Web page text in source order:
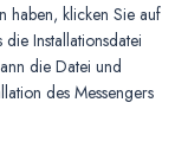
haben, klicken Sie auf
Installationsdatei
die Datei und
des Messengers